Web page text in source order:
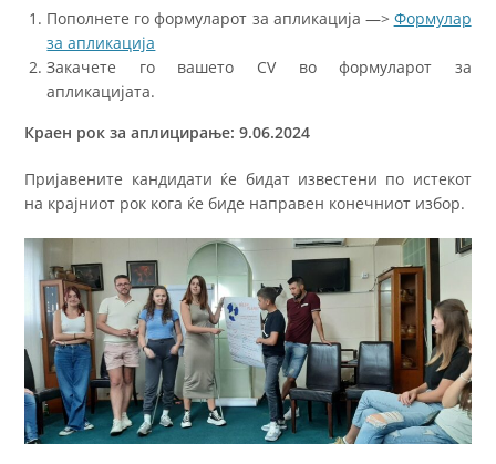
Пополнете го формуларот за апликација —> Формулар
за апликација
Закачете го вашето CV во формуларот за
апликацијата.
Краен рок за аплицирање: 9.06.2024
Пријавените кандидати ќе бидат известени по истекот
на крајниот рок кога ќе биде направен конечниот избор.